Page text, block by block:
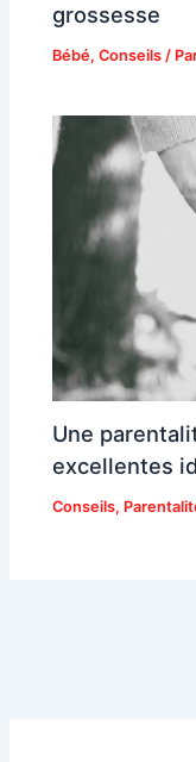
grossesse
Bébé,Conseils /
Une
excellentes
Conseils,